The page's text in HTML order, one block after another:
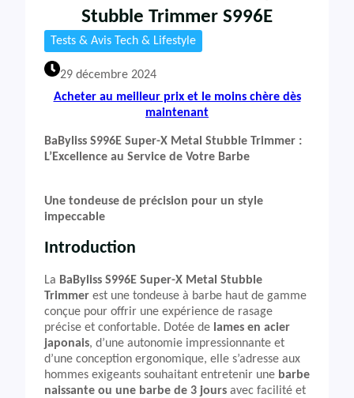
Stubble Trimmer S996E
Tests & Avis Tech & Lifestyle
29 décembre 2024
Acheter au meilleur prix et le moins chère dès
maintenant
BaByliss S996E Super-X Metal Stubble Trimmer :
L’Excellence au Service de Votre Barbe
Une tondeuse de précision pour un style
impeccable
Introduction
La BaByliss S996E Super-X Metal Stubble
Trimmer est une tondeuse à barbe haut de gamme
conçue pour offrir une expérience de rasage
précise et confortable. Dotée de lames en acier
japonais, d’une autonomie impressionnante et
d’une conception ergonomique, elle s’adresse aux
hommes exigeants souhaitant entretenir une barbe
naissante ou une barbe de 3 jours avec facilité et